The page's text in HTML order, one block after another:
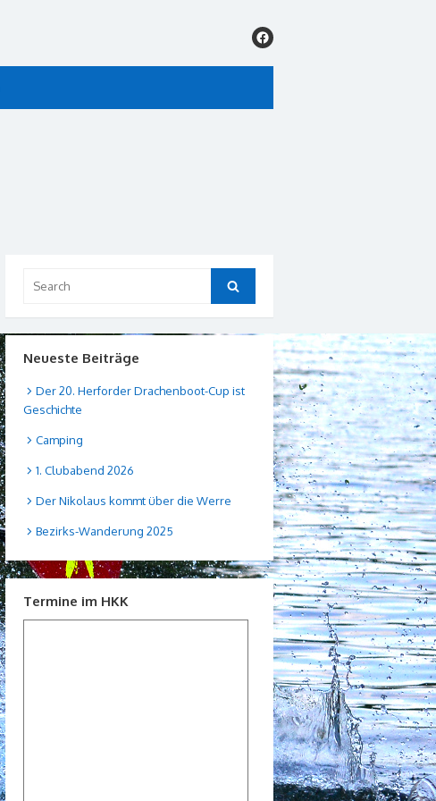
for:
Search
Neueste Beiträge
Der 20. Herforder Drachenboot-Cup ist
Geschichte
Camping
1. Clubabend 2026
Der Nikolaus kommt über die Werre
Bezirks-Wanderung 2025
Termine im HKK